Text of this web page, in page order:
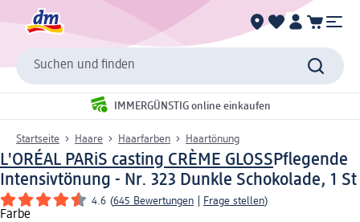
Suchen und finden
IMMERGÜNSTIG online einkaufen
Startseite Haare Haarfarben Haartönung
L'ORÉAL PARiS casting CRÈME GLOSSPflegende
Intensivtönung - Nr. 323 Dunkle Schokolade, 1 St
4.6 (645 Bewertungen Frage stellen)
Farbe